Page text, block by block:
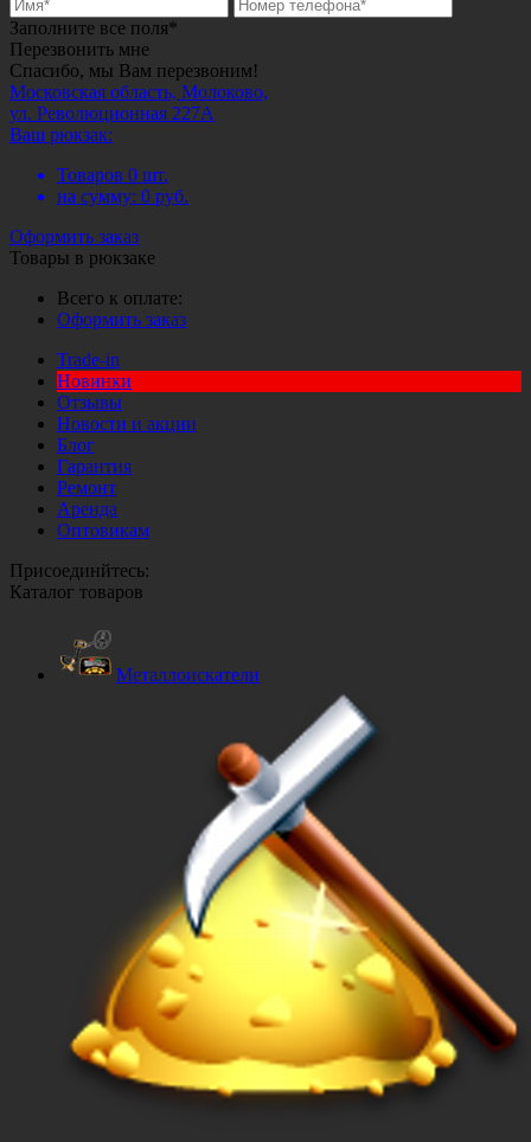
Заполните все поля*
Перезвонить мне
Спасибо, мы Вам перезвоним!
Московская область, Молоково,
ул. Революционная 227А
Ваш рюкзак:
Товаров 0 шт.
на сумму: 0 руб.
Оформить заказ
Товары в рюкзаке
Всего к оплате:
Оформить заказ
Trade-in
Новинки
Отзывы
Новости и акции
Блог
Гарантия
Ремонт
Аренда
Оптовикам
Присоединйтесь:
Каталог товаров
Металлоискатели